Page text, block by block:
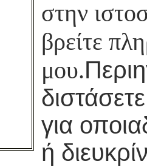
στην
βρείτε
μου.
για
ή